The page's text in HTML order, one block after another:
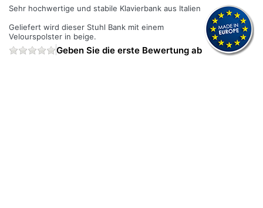
Sehr hochwertige und stabile Klavierbank aus Italien
Geliefert wird dieser Stuhl Bank mit einem
Velourspolster in beige.
Geben Sie die erste Bewertung ab